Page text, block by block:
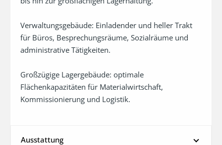
Verwaltungsgebäude: Einladender und heller Trakt
für Büros, Besprechungsräume, Sozialräume und
administrative Tätigkeiten.
Großzügige Lagergebäude: optimale
Flächenkapazitäten für Materialwirtschaft,
Kommissionierung und Logistik.
Ausstattung